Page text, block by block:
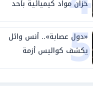
خزان مواد كيميائية بأحد
مصانع الفيوم
5
«دول عصابة».. أنس وائل
يكشف كواليس أزمة
استبعاده المفاجئ من